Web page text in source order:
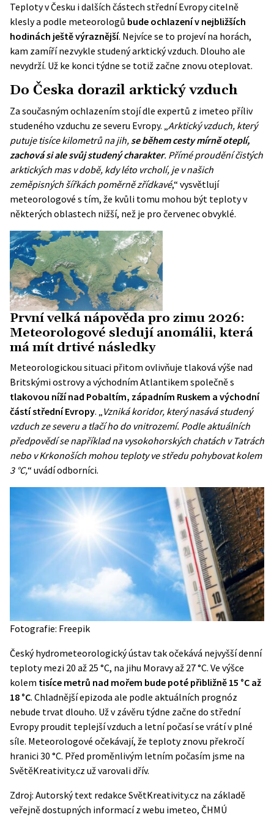
Teploty v Česku i dalších částech střední Evropy citelně
klesly a podle meteorologů bude ochlazení v nejbližších
hodinách ještě výraznější. Nejvíce se to projeví na horách,
kam zamíří nezvykle studený arktický vzduch. Dlouho ale
nevydrží. Už ke konci týdne se totiž začne znovu oteplovat.
Do Česka dorazil arktický vzduch
Za současným ochlazením stojí dle expertů z imeteo příliv
studeného vzduchu ze severu Evropy. „Arktický vzduch, který
putuje tisíce kilometrů na jih,se během cesty mírně oteplí,
zachová si ale svůj studený charakter. Přímé proudění čistých
arktických mas v době, kdy léto vrcholí, je v našich
zeměpisných šířkách poměrně zřídkavé,“ vysvětlují
meteorologové s tím, že kvůli tomu mohou být teploty v
některých oblastech nižší, než je pro červenec obvyklé.
První velká nápověda pro zimu 2026:
Meteorologové sledují anomálii, která
má mít drtivé následky
Meteorologickou situaci přitom ovlivňuje tlaková výše nad
Britskými ostrovy a východním Atlantikem společně s
tlakovou níží nad Pobaltím, západním Ruskem a východní
částí střední Evropy. „Vzniká koridor, který nasává studený
vzduch ze severu a tlačí ho do vnitrozemí. Podle aktuálních
předpovědí se například na vysokohorských chatách v Tatrách
nebo v Krkonoších mohou teploty ve středu pohybovat kolem
3 °C,“ uvádí odborníci.
Fotografie: Freepik
Český hydrometeorologický ústav tak očekává nejvyšší denní
teploty mezi 20 až 25 °C, na jihu Moravy až 27 °C. Ve výšce
kolem tisíce metrů nad mořem bude poté přibližně 15 °C až
18 °C. Chladnější epizoda ale podle aktuálních prognóz
nebude trvat dlouho. Už v závěru týdne začne do střední
Evropy proudit teplejší vzduch a letní počasí se vrátí v plné
síle. Meteorologové očekávají, že teploty znovu překročí
hranici 30 °C. Před proměnlivým letním počasím jsme na
SvětěKreativity.cz už varovali dřív.
Zdroj: Autorský text redakce SvětKreativity.cz na základě
veřejně dostupných informací z webu imeteo, ČHMÚ